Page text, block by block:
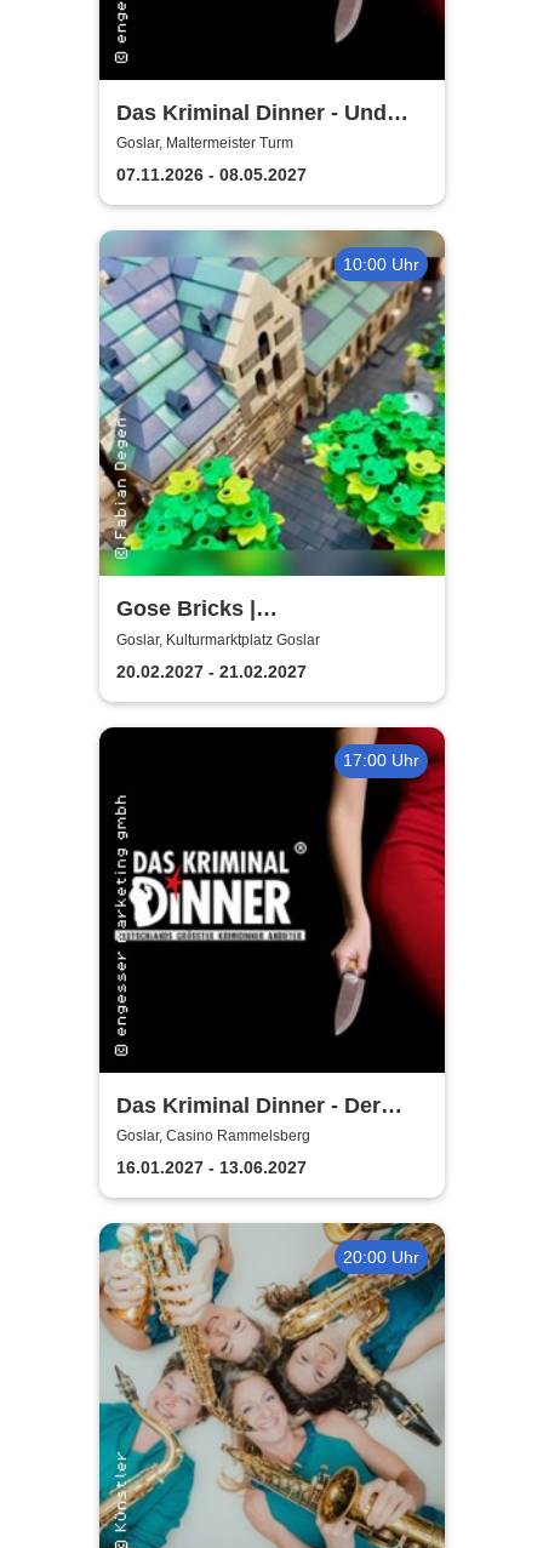
Das Kriminal Dinner - Und
raus bist du
Goslar, Maltermeister Turm
07.11.2026 - 08.05.2027
10:00 Uhr
Gose Bricks |
Kulturmarktplatz Goslar
Goslar, Kulturmarktplatz Goslar
20.02.2027 - 21.02.2027
17:00 Uhr
Das Kriminal Dinner - Der
Polterabendkiller
Goslar, Casino Rammelsberg
16.01.2027 - 13.06.2027
20:00 Uhr